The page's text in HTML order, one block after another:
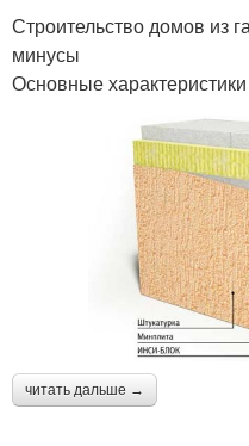
Строительство домов из
минусы
Основные
читать дальше →